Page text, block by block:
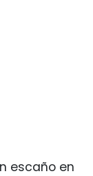
escaño en